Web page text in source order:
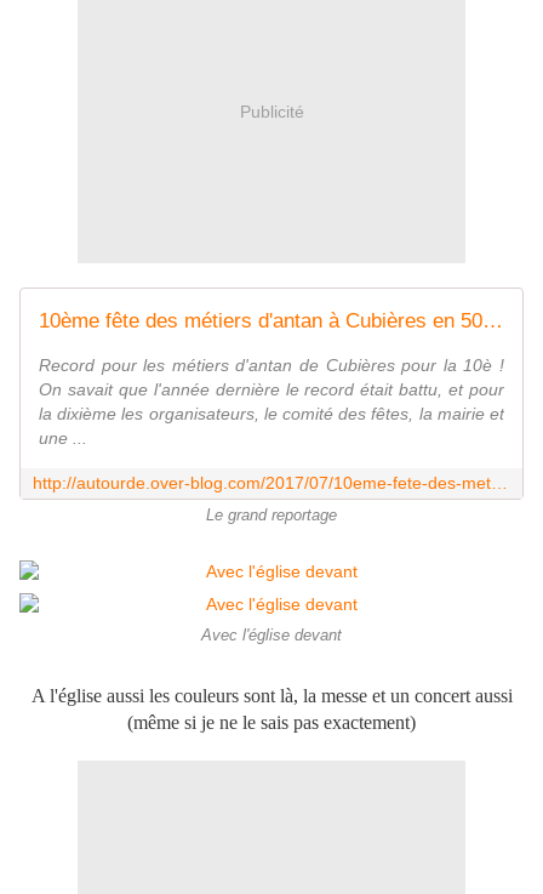
Publicité
10ème fête des métiers d'antan à Cubières en 50 photos - Autour de
Record pour les métiers d'antan de Cubières pour la 10è !
On savait que l'année dernière le record était battu, et pour
la dixième les organisateurs, le comité des fêtes, la mairie et
une ...
Le grand reportage
Avec l'église devant
A l'église aussi les couleurs sont là, la messe et un concert aussi
(même si je ne le sais pas exactement)